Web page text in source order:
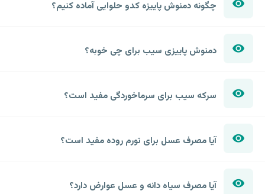
چگونه دمنوش پاییزه کدو حلوایی آماده کنیم؟
دمنوش پاییزی سیب برای چی خوبه؟
سرکه سیب برای سرماخوردگی مفید است؟
آیا مصرف عسل برای تورم روده مفید است؟
آیا مصرف سیاه دانه و عسل عوارض دارد؟